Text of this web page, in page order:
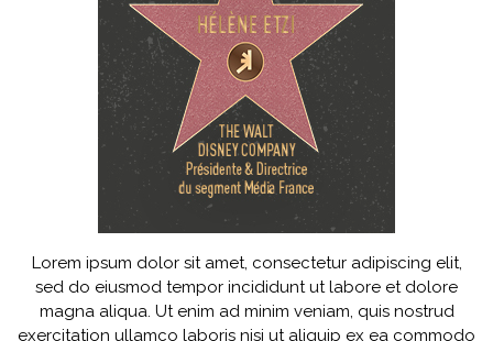
Lorem ipsum dolor sit amet, consectetur adipiscing elit,
sed do eiusmod tempor incididunt ut labore et dolore
magna aliqua. Ut enim ad minim veniam, quis nostrud
exercitation ullamco laboris nisi ut aliquip ex ea commodo